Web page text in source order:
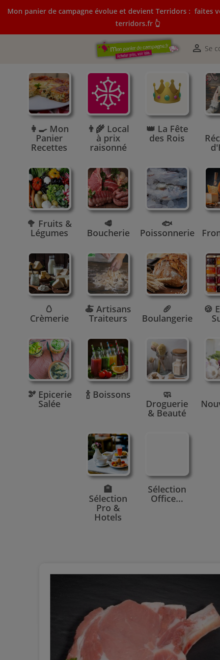
Mon panier de campagne évolue et devient Terridors : faites
terridors.fr 👆
 Se
Mon panier de campagne évolue et devient Terridors:
courses sur terridors.fr 👆
👩‍🍳 Mon
Panier
Recettes
👨‍🌾 Local
à prix
raisonné
👑 La Fête
des Rois
🥦 Fruits &
Légumes
🥩
Boucherie
🐟
Poissonnerie
🥚
Crèmerie
🍝 Artisans
Traiteurs
🥖
Boulangerie
🍪
🫘 Epicerie
Salée
🍾 Boissons 🧼
Droguerie
& Beauté
🏨
Sélection
Pro &
Hotels
Sélection
Office...